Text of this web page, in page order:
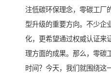
注低碳环保理念，零碳工厂
型升级的重要方向。不少企
化，更希望通过权威认证来
理方面的成果。那么，零碳
时间？今天，我们就围绕这